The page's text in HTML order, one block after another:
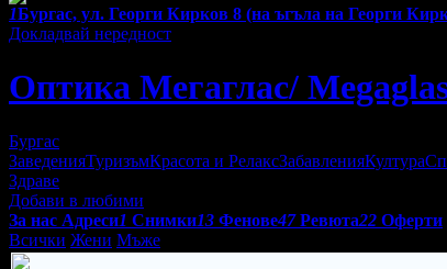
1Бургас, ул. Георги Кирков 8 (на ъгъла на Георги
Докладвай нередност
Оптика Мегаглас/
Бургас
ЗаведенияТуризъмКрасота и РелаксЗабавленияКултура
Здраве
Добави в любими
За нас Адреси1 Снимки13 Фенове47 Ревюта22 Оферти
Всички Жени Мъже